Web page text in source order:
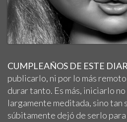
CUMPLEAÑOS DE ESTE
publicarlo, ni por lo más
durar tanto. Es más, iniciarlo
largamente meditada, sino tan
súbitamente dejó de serlo